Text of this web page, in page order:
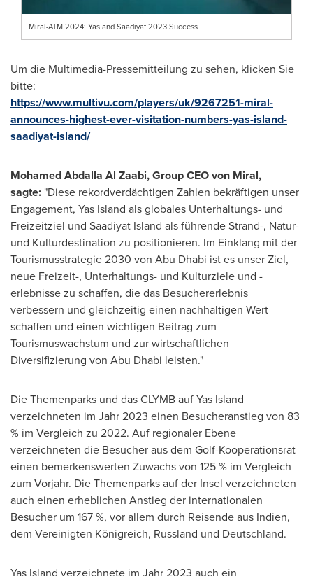
Miral-ATM 2024: Yas and Saadiyat 2023 Success
Um die Multimedia-Pressemitteilung zu sehen, klicken Sie
bitte:
https://www.multivu.com/players/uk/9267251-miral-
announces-highest-ever-visitation-numbers-yas-island-
saadiyat-island/
Mohamed Abdalla Al Zaabi, Group CEOvon Miral,
sagte: "Diese rekordverdächtigen Zahlen bekräftigen unser
Engagement, Yas Island als globales Unterhaltungs- und
Freizeitziel und Saadiyat Island als führende Strand-, Natur-
und Kulturdestination zu positionieren. Im Einklang mit der
Tourismusstrategie 2030 von Abu Dhabi ist es unser Ziel,
neue Freizeit-, Unterhaltungs- und Kulturziele und -
erlebnisse zu schaffen, die das Besuchererlebnis
verbessern und gleichzeitig einen nachhaltigen Wert
schaffen und einen wichtigen Beitrag zum
Tourismuswachstum und zur wirtschaftlichen
Diversifizierung von Abu Dhabi leisten."
Die Themenparks und das CLYMB aufYas Island
verzeichneten im Jahr 2023 einen Besucheranstieg von 83
% im Vergleich zu 2022. Auf regionaler Ebene
verzeichneten die Besucher aus dem Golf-Kooperationsrat
einen bemerkenswerten Zuwachs von 125 % im Vergleich
zum Vorjahr. Die Themenparks auf der Insel verzeichneten
auch einen erheblichen Anstieg der internationalen
Besucher um 167 %, vor allem durch Reisende aus Indien,
dem Vereinigten Königreich, Russland und Deutschland.
Yas Island verzeichnete im Jahr 2023 auch ein